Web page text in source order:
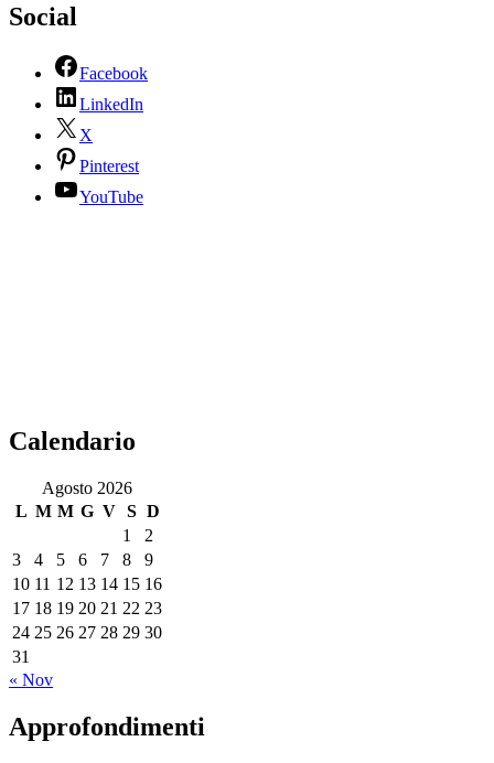
Social
Facebook
LinkedIn
X
Pinterest
YouTube
Calendario
Agosto 2026
L M M G V S D
1
2
3
4 5 6 7 8
9
10 11 12 13 14 15 16
17 18 19 20 21 22 23
24 25 26 27 28 29 30
31
« Nov
Approfondimenti